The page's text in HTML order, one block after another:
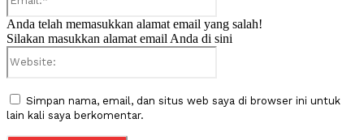
Anda telah memasukkan alamat email yang salah!
Silakan masukkan alamat email Anda di sini
Simpan nama, email, dan situs web saya di browser ini untuk
lain kali saya berkomentar.